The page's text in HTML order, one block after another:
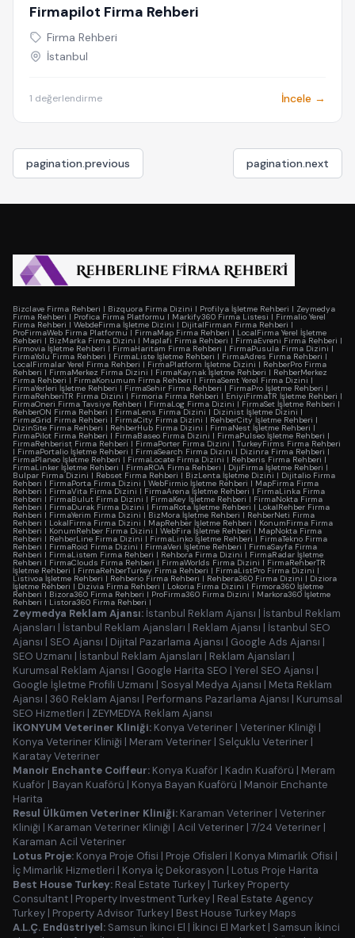
Firmapilot Firma Rehberi
Firma Rehberi
İstanbul
1 değerlendirme İncele →
pagination.previous pagination.next
Bizclave Firma Rehberi | Bizquora Firma Dizini | Profilya İşletme Rehberi | Zeymedya
Firma Rehberi | Profica Firma Platformu | Markify360 Firma Listesi | Firmalio Yerel
Firma Rehberi | WebdeFirma İşletme Dizini | DijitalFirman Firma Rehberi |
ProFirmaWeb Firma Platformu | FirmaMap Firma Rehberi | LocalFirma Yerel İşletme
Rehberi | BizMarka Firma Dizini | Maplafi Firma Rehberi | FirmaEvreni Firma Rehberi |
Firmovia İşletme Rehberi | FirmaHaritam Firma Rehberi | FirmaPusula Firma Dizini |
FirmaYolu Firma Rehberi | FirmaListe İşletme Rehberi | FirmaAdres Firma Rehberi |
LocalFirmalar Yerel Firma Rehberi | FirmaPlatform İşletme Dizini | RehberPro Firma
Rehberi | FirmaMerkez Firma Dizini | FirmaKaynak İşletme Rehberi | RehberMerkez
Firma Rehberi | FirmaKonumum Firma Rehberi | FirmaSemt Yerel Firma Dizini |
FirmaYerleri İşletme Rehberi | FirmaSehir Firma Rehberi | FirmaPro İşletme Rehberi |
FirmaRehberiTR Firma Dizini | Firmoria Firma Rehberi | EniyiFirmaTR İşletme Rehberi |
FirmaOneri Firma Tavsiye Rehberi | FirmaLog Firma Dizini |FirmaSet İşletme Rehberi |
RehberON Firma Rehberi | FirmaLens Firma Dizini | Dizinist İşletme Dizini |
FirmaGrid Firma Rehberi | FirmaCity Firma Dizini | RehberCity İşletme Rehberi |
DizinSite Firma Rehberi | RehberHub Firma Dizini | FirmaNest İşletme Rehberi |
FirmaPilot Firma Rehberi | FirmaBaseo Firma Dizini | FirmaPulseo İşletme Rehberi |
FirmaRehberist Firma Rehberi | FirmaPorter Firma Dizini | TurkeyFirms Firma Rehberi
| FirmaPortalio İşletme Rehberi | FirmaSearch Firma Dizini | Dizinra Firma Rehberi |
FirmaPlaneo İşletme Rehberi | FirmaLocate Firma Dizini | Rehberis Firma Rehberi |
FirmaLinker İşletme Rehberi | FirmaROA Firma Rehberi | DijiFirma İşletme Rehberi |
Bulpar Firma Dizini | Rebset Firma Rehberi | BizLenta İşletme Dizini | Dijitalio Firma
Rehberi | FirmaPorta Firma Dizini | WebFirmio İşletme Rehberi | MapFirma Firma
Rehberi | FirmaVita Firma Dizini | FirmaArena İşletme Rehberi | FirmaLinka Firma
Rehberi | FirmaBulut Firma Dizini | FirmaKey İşletme Rehberi | FirmaNokta Firma
Rehberi | FirmaDurak Firma Dizini | FirmaRota İşletme Rehberi | LokalRehber Firma
Rehberi | FirmaYerim Firma Dizini | BizMora İşletme Rehberi | RehberNeti Firma
Rehberi | LokalFirma Firma Dizini | MapRehber İşletme Rehberi | KonumFirma Firma
Rehberi | KonumRehber Firma Dizini | WebFira İşletme Rehberi | MapNokta Firma
Rehberi | RehberLine Firma Dizini | FirmaLinko İşletme Rehberi | FirmaTekno Firma
Rehberi | FirmaRoid Firma Dizini | FirmaVeri İşletme Rehberi | FirmaSayfa Firma
Rehberi | FirmaListem Firma Rehberi | Rehbora Firma Dizini | FirmaRadar İşletme
Rehberi | FirmaClouds Firma Rehberi | FirmaWorlds Firma Dizini | FirmaRehberTR
İşletme Rehberi | FirmaRehberTurkey Firma Rehberi | FirmaListPro Firma Dizini |
Listivoa İşletme Rehberi | Rehberio Firma Rehberi | Rehbera360 Firma Dizini | Diziora
İşletme Rehberi | Dizivia Firma Rehberi | Lokoria Firma Dizini | Firmora360 İşletme
Rehberi | Bizora360 Firma Rehberi | ProFirma360 Firma Dizini | Markora360 İşletme
Rehberi | Listora360 Firma Rehberi |
Zeymedya Reklam Ajansı: İstanbul Reklam Ajansı | İstanbul Reklam
Ajansları | İstanbul Reklam Ajansları | Reklam Ajansı | İstanbul SEO
Ajansı | SEO Ajansı | Dijital Pazarlama Ajansı | Google Ads Ajansı |
SEO Uzmanı | İstanbul Reklam Ajansları | Reklam Ajansları |
Kurumsal Reklam Ajansı | Google Harita SEO | Yerel SEO Ajansı |
Google İşletme Profili Uzmanı | Sosyal Medya Ajansı | Meta Reklam
Ajansı | 360 Reklam Ajansı | Performans Pazarlama Ajansı | Kurumsal
SEO Hizmetleri | ZEYMEDYA Reklam Ajansı
İKONYUM Veteriner Kliniği: Konya Veteriner | Veteriner Kliniği |
Konya Veteriner Kliniği | Meram Veteriner | Selçuklu Veteriner |
Karatay Veteriner
Manoir Enchante Coiffeur: Konya Kuaför | Kadın Kuaförü | Meram
Kuaför | Bayan Kuaförü | Konya Bayan Kuaförü | Manoir Enchante
Harita
Resul Ülkümen Veteriner Kliniği: Karaman Veteriner | Veteriner
Kliniği | Karaman Veteriner Kliniği | Acil Veteriner | 7/24 Veteriner |
Karaman Acil Veteriner
Lotus Proje: Konya Proje Ofisi | Proje Ofisleri | Konya Mimarlık Ofisi |
İç Mimarlık Hizmetleri | Konya İç Dekorasyon | Lotus Proje Harita
Best House Turkey: Real Estate Turkey | Turkey Property
Consultant | Property Investment Turkey | Real Estate Agency
Turkey | Property Advisor Turkey | Best House Turkey Maps
A.L.Ç. Endüstriyel: Samsun İkinci El | İkinci El Market | Samsun İkinci